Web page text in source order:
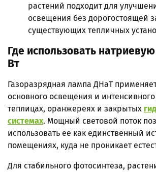
растений подходит для
освещения без дорогостоящей
существующих тепличных
Где использовать
Вт
Газоразрядная лампа ДНаТ
основного освещения и
теплицах, оранжереях и закрытых
системах. Мощный световой поток
использовать ее как единственный
помещениях, куда не проникает
Для стабильного фотосинтеза,